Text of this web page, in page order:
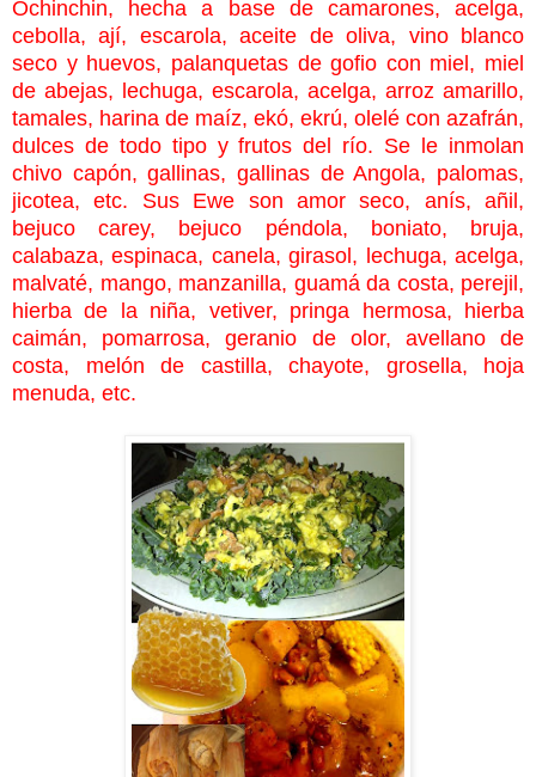
Ochinchin, hecha a base de camarones, acelga,
cebolla, ají, escarola, aceite de oliva, vino blanco
seco y huevos, palanquetas de gofio con miel, miel
de abejas, lechuga, escarola, acelga, arroz amarillo,
tamales, harina de maíz, ekó, ekrú, olelé con azafrán,
dulces de todo tipo y frutos del río. Se le inmolan
chivo capón, gallinas, gallinas de Angola, palomas,
jicotea, etc. Sus Ewe son amor seco, anís, añil,
bejuco carey, bejuco péndola, boniato, bruja,
calabaza, espinaca, canela, girasol, lechuga, acelga,
malvaté, mango, manzanilla, guamá da costa, perejil,
hierba de la niña, vetiver, pringa hermosa, hierba
caimán, pomarrosa, geranio de olor, avellano de
costa, melón de castilla, chayote, grosella, hoja
menuda, etc.